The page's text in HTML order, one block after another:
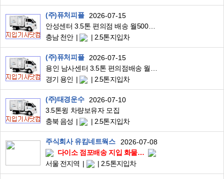
(주)퓨처피플
2026-07-15
안성센터 3.5톤 편의점 배송 월500완제 천안서북구 배송
충남 천안
2.5톤지입차
(주)퓨처피플
2026-07-15
경기 용인
2.5톤지입차
(주)태경운수
2026-07-10
3.5톤윙 차량보유자 모집
충북 음성
2.5톤지입차
주식회사 유킴네트웍스
2026-07-08
다이소 점포배송 지입 화물차주님 구인합니다.
서울 전지역
2.5톤지입차